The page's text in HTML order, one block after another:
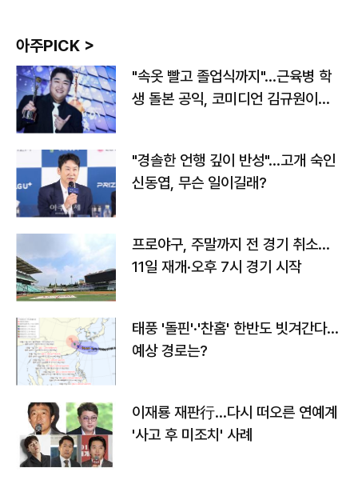
아주PICK >
"속옷 빨고 졸업식까지"…근육병 학
생 돌본 공익, 코미디언 김규원이었
"경솔한 언행 깊이 반성"…고개 숙인
신동엽, 무슨 일이길래?
프로야구, 주말까지 전 경기 취소…
11일 재개·오후 7시 경기 시작
태풍 '돌핀'·'찬홈' 한반도 빗겨간다…
예상 경로는?
이재룡 재판行…다시 떠오른 연예계
'사고 후 미조치' 사례